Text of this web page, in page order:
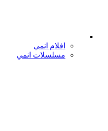
افلام انمي
مسلسلات انمي